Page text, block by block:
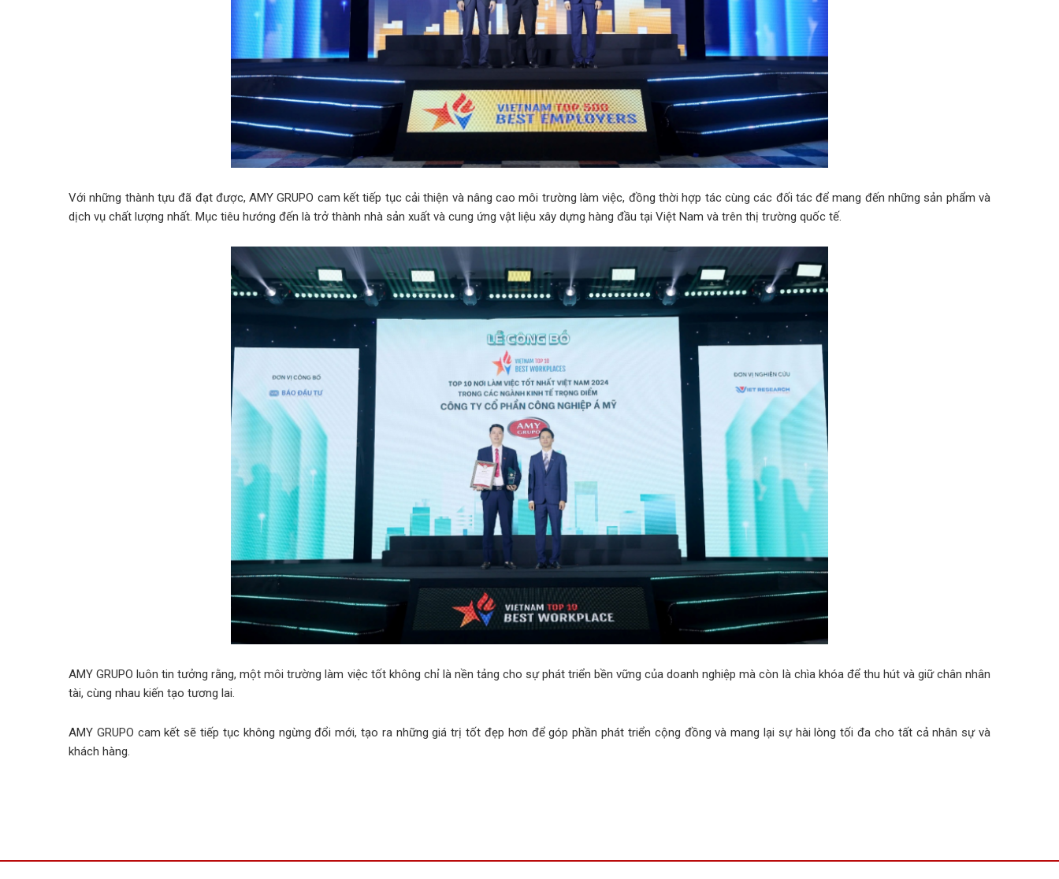
Với những thành tựu đã đạt được, AMY GRUPO cam kết tiếp tục cải thiện và nâng cao môi trường làm việc, đồng thời hợp tác cùng các đối tác để mang đến những sản phẩm và
dịch vụ chất lượng nhất. Mục tiêu hướng đến là trở thành nhà sản xuất và cung ứng vật liệu xây dựng hàng đầu tại Việt Nam và trên thị trường quốc tế.
AMY GRUPO luôn tin tưởng rằng, một môi trường làm việc tốt không chỉ là nền tảng cho sự phát triển bền vững của doanh nghiệp mà còn là chìa khóa để thu hút và giữ chân nhân
tài, cùng nhau kiến tạo tương lai.
AMY GRUPO cam kết sẽ tiếp tục không ngừng đổi mới, tạo ra những giá trị tốt đẹp hơn để góp phần phát triển cộng đồng và mang lại sự hài lòng tối đa cho tất cả nhân sự và
khách hàng.